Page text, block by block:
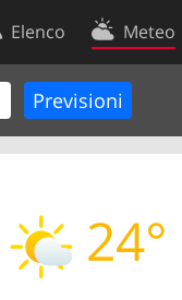
Elenco Meteo
24°
Contatti
Condizioni d’uso